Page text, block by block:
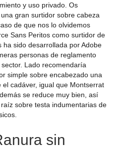
y uso privado. Os
gran surtidor sobre cabeza
de que nos lo olvidemos
Sans Peritos como surtidor de
ha sido desarrollada por Adobe
personas de reglamento
Lado recomendaría
simple sobre encabezado una
cadáver, igual que Montserrat
se reduce muy bien, así
sobre testa indumentarias de
sin